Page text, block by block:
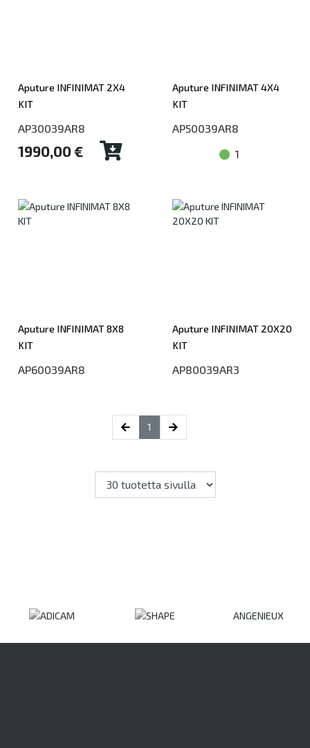
Aputure INFINIMAT 2X4
KIT
AP30039AR8
1990,00 €
Aputure INFINIMAT 4X4
KIT
AP50039AR8
1
Aputure INFINIMAT 8X8
KIT
AP60039AR8
Aputure INFINIMAT 20X20
KIT
AP80039AR3
1 (current)
ANGENIEUX